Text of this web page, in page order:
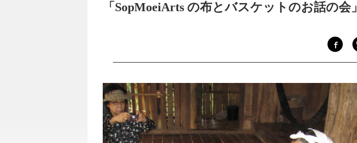
「SopMoeiArts の布とバスケットのお話の会」